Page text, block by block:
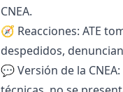
CNEA.
🧭 Reacciones: ATE
despedidos,
💬 Versión de la